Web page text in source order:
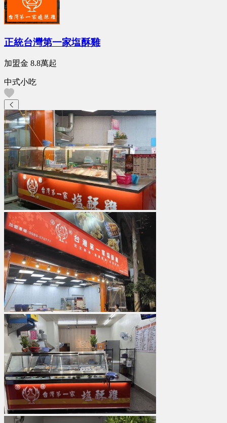
正統台灣第一家塩酥雞
加盟金 8.8萬起
中式小吃